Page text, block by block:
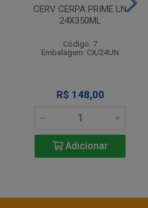
CERV CERPA PRIME LN
24X350ML
Código: 7
Embalagem: CX/24UN
R$ 148,00
Adicionar